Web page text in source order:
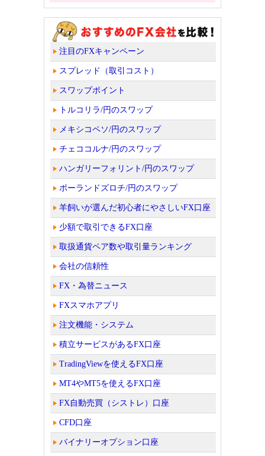
注目のFXキャンペーン
スプレッド（取引コスト）
スワップポイント
トルコリラ/円のスワップ
メキシコペソ/円のスワップ
チェココルナ/円のスワップ
ハンガリーフォリント/円のスワップ
ポーランドズロチ/円のスワップ
羊飼いが選んだ初心者にやさしいFX口座
少額で取引できるFX口座
取扱通貨ペア数や取引量ランキング
会社の信頼性
FX・為替ニュース
FXスマホアプリ
注文機能・システム
積立サービスがあるFX口座
TradingViewを使えるFX口座
MT4やMT5を使えるFX口座
FX自動売買（シストレ）口座
CFD口座
バイナリーオプション口座